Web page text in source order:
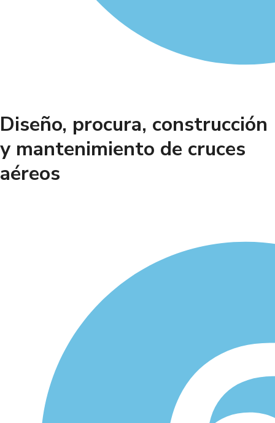
Diseño, procura, construcción
y mantenimiento de cruces
aéreos